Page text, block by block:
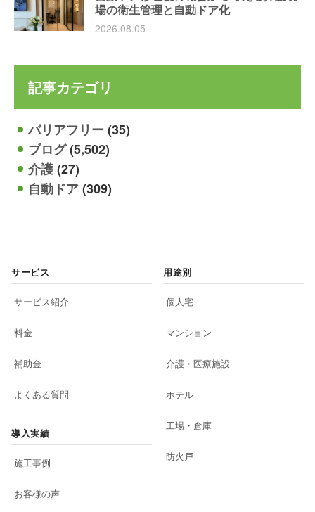
場の衛生管理と自動ドア化
2026.08.05
記事カテゴリ
バリアフリー(35)
ブログ(5,502)
介護(27)
自動ドア(309)
サービス
サービス紹介
料金
補助金
よくある質問
導入実績
施工事例
お客様の声
用途別
個人宅
マンション
介護・医療施設
ホテル
工場・倉庫
防火戸